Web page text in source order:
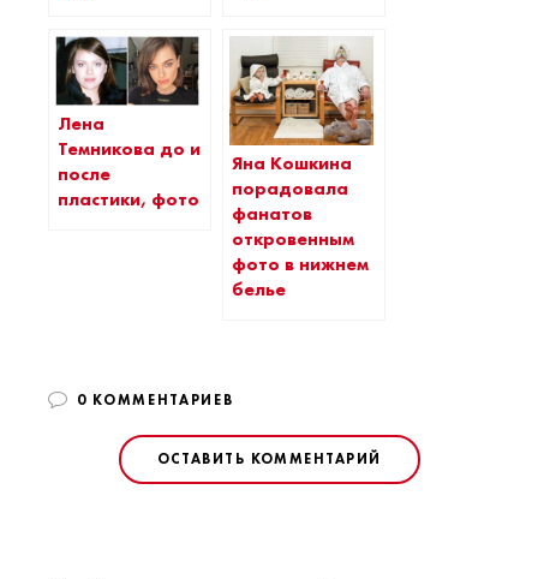
Лена
Темникова до и
после
пластики, фото
Яна Кошкина
порадовала
фанатов
откровенным
фото в нижнем
белье
0 КОММЕНТАРИЕВ
ОСТАВИТЬ КОММЕНТАРИЙ